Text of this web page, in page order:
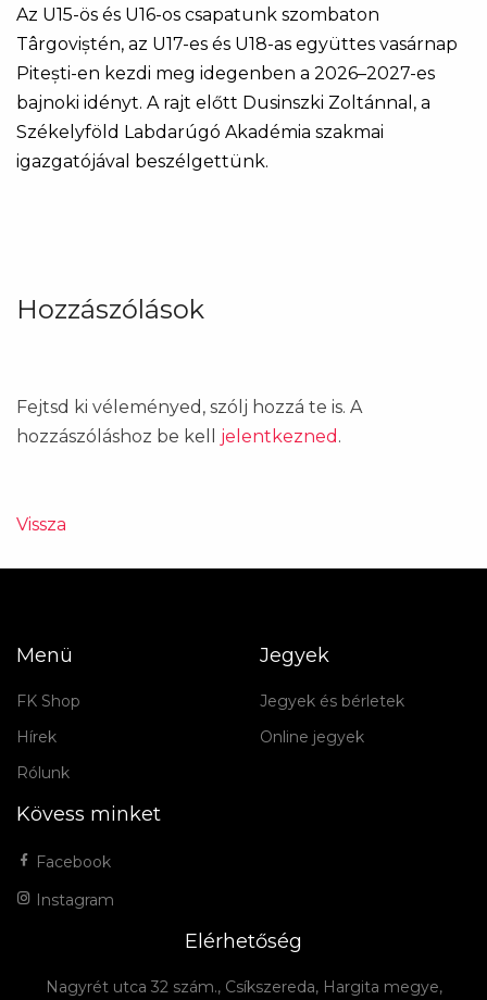
Az U15-ös és U16-os csapatunk szombaton
Târgoviștén, az U17-es és U18-as együttes vasárnap
Pitești-en kezdi meg idegenben a 2026–2027-es
bajnoki idényt. A rajt előtt Dusinszki Zoltánnal, a
Székelyföld Labdarúgó Akadémia szakmai
igazgatójával beszélgettünk.
Hozzászólások
Fejtsd ki véleményed, szólj hozzá te is. A
hozzászóláshoz be kell jelentkezned .
Vissza
Menü
FK Shop
Hírek
Rólunk
Jegyek
Jegyek és bérletek
Online jegyek
Kövess minket
Facebook
Instagram
Elérhetőség
Nagyrét utca 32 szám., Csíkszereda, Hargita megye,